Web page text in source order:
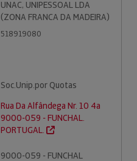
UNAC, UNIPESSOAL LDA
(ZONA FRANCA DA MADEIRA)
518919080
Soc.Unip.por Quotas
Rua Da Alfândega Nr. 10 4a
9000-059 - FUNCHAL.
PORTUGAL.
9000-059 - FUNCHAL